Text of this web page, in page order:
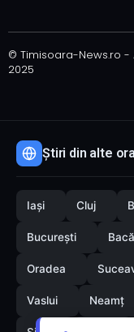
© Timisoara-News.ro -
2025
Știri din alte
Iași Cluj
București
Oradea
Vaslui Neamț